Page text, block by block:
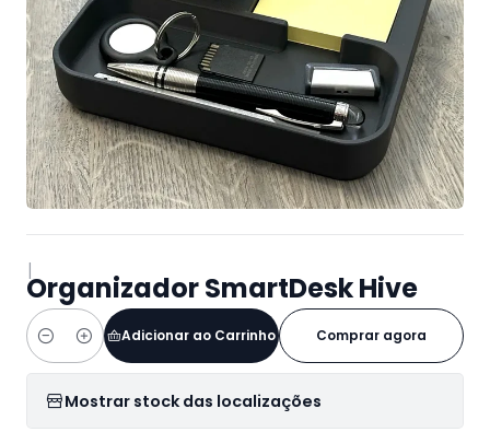
|
Organizador SmartDesk Hive
Quantidade
Adicionar ao Carrinho Comprar agora
Mostrar stock das localizações